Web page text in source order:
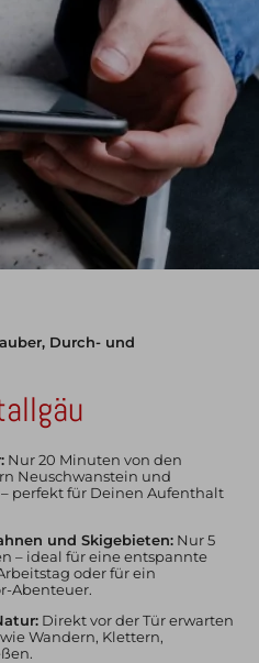
Durch- und
Nur 20 Minuten von den
Neuschwanstein und
perfekt für Deinen Aufenthalt
und Skigebieten: Nur 5
– ideal für eine entspannte
oder für ein
Abenteuer.
Direkt vor der Tür erwarten
Wandern, Klettern,